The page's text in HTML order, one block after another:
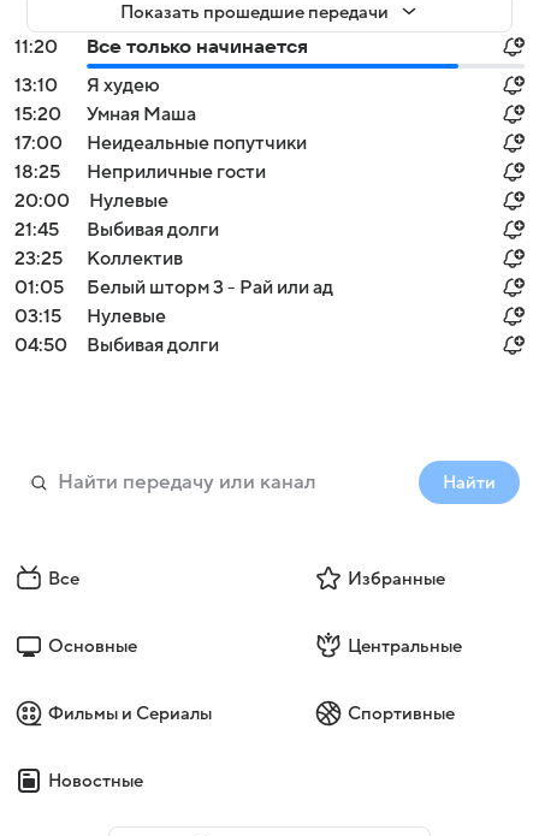
Показать прошедшие передачи
11:20
Все только начинается
13:10
Я худею
15:20
Умная Маша
17:00
Неидеальные попутчики
18:25
Неприличные гости
20:00
Нулевые
21:45
Выбивая долги
23:25
Коллектив
01:05
Белый шторм 3 - Рай или ад
03:15
Нулевые
04:50
Выбивая долги
Найти
Все Избранные
Основные Центральные
Фильмы и Сериалы Спортивные
Новостные